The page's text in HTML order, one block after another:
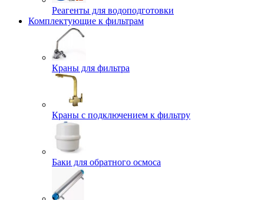
Реагенты для водоподготовки
Комплектующие к фильтрам
Краны для фильтра
Краны с подключением к фильтру
Баки для обратного осмоса